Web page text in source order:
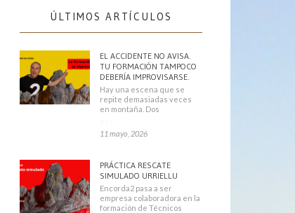
ÚLTIMOS ARTÍCULOS
EL ACCIDENTE NO AVISA.
TU FORMACIÓN TAMPOCO
DEBERÍA IMPROVISARSE.
Hay una escena que se
repite demasiadas veces
en montaña. Dos
11 mayo, 2026
PRÁCTICA RESCATE
SIMULADO URRIELLU
Encorda2 pasa a ser
empresa colaboradora en la
formación de Técnicos